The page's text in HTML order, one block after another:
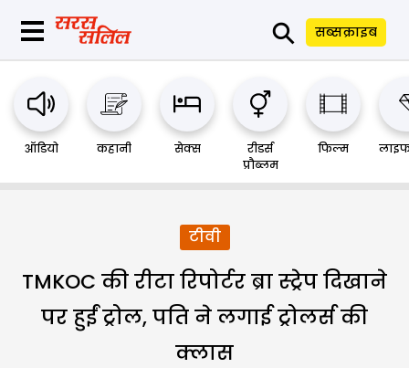
⚲ सब्सक्राइब
ऑडियो कहानी सेक्स
रीडर्स
प्रौब्लम
फिल्म
टीवी
TMKOC की रीटा रिपोर्टर ब्रा स्ट्रेप दिखाने
पर हुईं ट्रोल, पति ने लगाई ट्रोलर्स की
क्लास